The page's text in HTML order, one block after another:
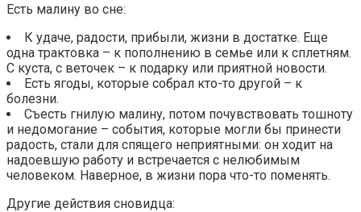
Есть малину во сне:
К удаче, радости, прибыли, жизни в достатке. Еще
одна трактовка – к пополнению в семье или к сплетням.
С куста, с веточек – к подарку или приятной новости.
Есть ягоды, которые собрал кто-то другой – к
болезни.
Съесть гнилую малину, потом почувствовать тошноту
и недомогание – события, которые могли бы принести
радость, стали для спящего неприятными: он ходит на
надоевшую работу и встречается с нелюбимым
человеком. Наверное, в жизни пора что-то поменять.
Другие действия сновидца: